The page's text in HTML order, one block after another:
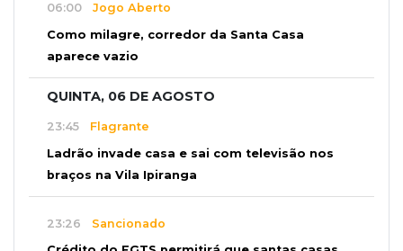
06:00 Jogo Aberto
Como milagre, corredor da Santa Casa
aparece vazio
QUINTA, 06 DE AGOSTO
23:45 Flagrante
Ladrão invade casa e sai com televisão nos
braços na Vila Ipiranga
23:26 Sancionado